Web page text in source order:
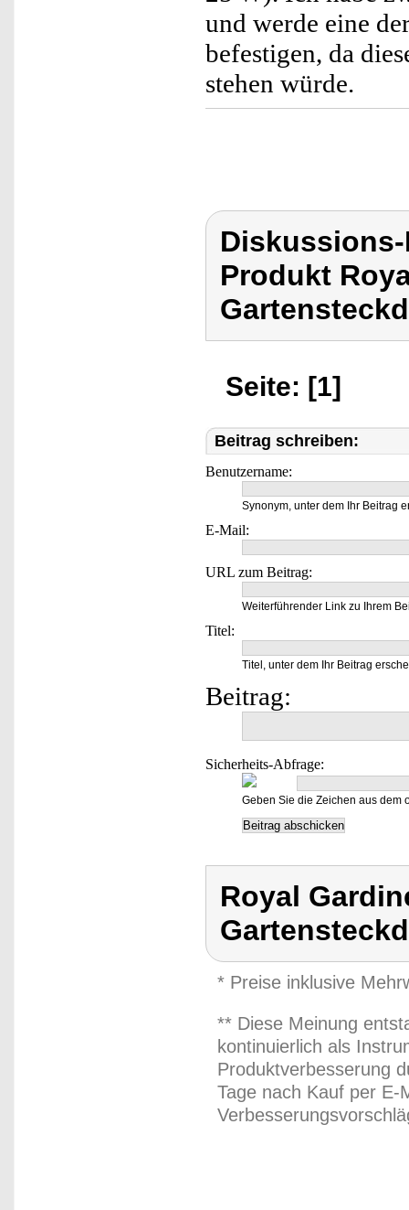
und werde eine
befestigen, da
stehen würde.
Produkt
Seite: [1]
Beitrag schreiben:
Benutzername:
Synonym, unter dem Ihr Beitrag
E-Mail:
URL zum Beitrag:
Weiterführender Link zu Ihrem
Titel:
Titel, unter dem Ihr Beitrag
Beitrag:
Sicherheits-Abfrage:
Geben Sie die Zeichen aus dem
Royal
* Preise inklusive
** Diese Meinung
kontinuierlich als
Produktverbesserung
Tage nach Kauf per E-